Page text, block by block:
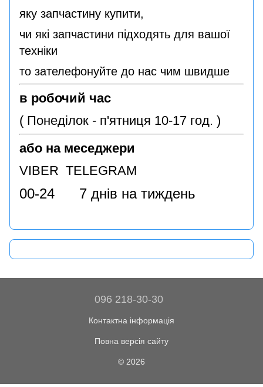
яку запчастину купити,
чи які запчастини підходять для вашої
техніки
то зателефонуйте до нас чим швидше
в робочий час
( Понеділок - п'ятниця 10-17 год. )
або на меседжери
VIBER TELEGRAM
00-24 7 днів на тиждень
096 218-30-30
Контактна інформація
Повна версія сайту
© 2026